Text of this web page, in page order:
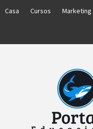
Casa Cursos Marketing